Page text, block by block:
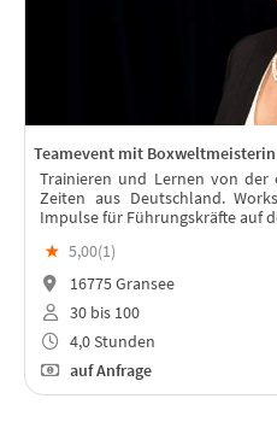
Teamevent mit
Trainieren und Lernen von der
Zeiten aus Deutschland.
Impulse für Führungskräfte auf
★ 5,00(1)
16775 Gransee
30 bis 100
4,0 Stunden
auf Anfrage